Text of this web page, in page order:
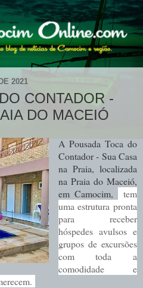
2021
CONTADOR -
DO MACEIÓ
A Pousada Toca do
Contador - Sua Casa
na Praia, localizada
na Praia do Maceió,
em Camocim,
tem
uma estrutura pronta
para receber
hóspedes avulsos e
grupos de excursões
com toda a
comodidade e